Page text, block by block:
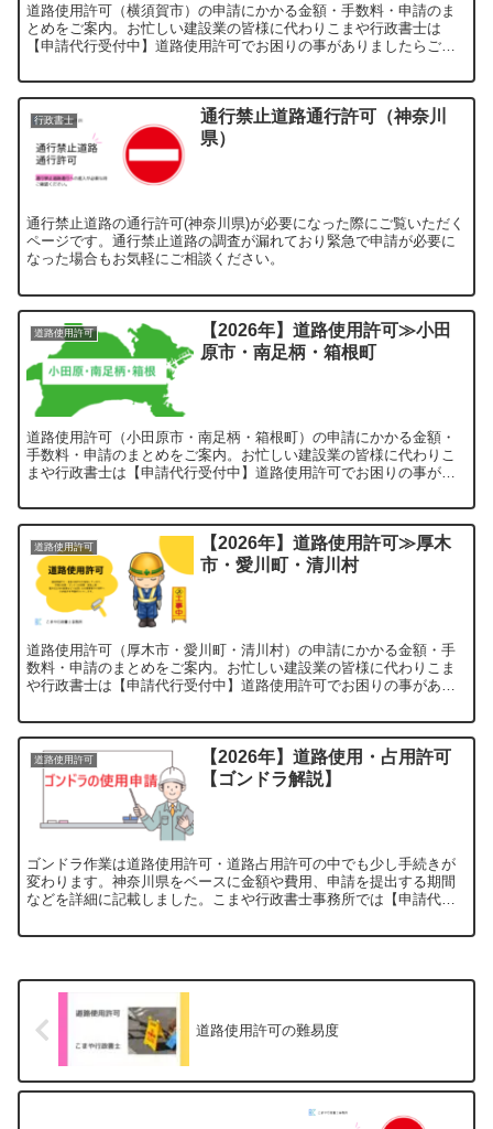
道路使用許可（横須賀市）の申請にかかる金額・手数料・申請のま
とめをご案内。お忙しい建設業の皆様に代わりこまや行政書士は
【申請代行受付中】道路使用許可でお困りの事がありましたらご覧
行政書士
通行禁止道路通行許可（神奈川
県）
通行禁止道路の通行許可(神奈川県)が必要になった際にご覧いただく
ページです。通行禁止道路の調査が漏れており緊急で申請が必要に
なった場合もお気軽にご相談ください。
道路使用許可
【2026年】道路使用許可≫小田
原市・南足柄・箱根町
道路使用許可（小田原市・南足柄・箱根町）の申請にかかる金額・
手数料・申請のまとめをご案内。お忙しい建設業の皆様に代わりこ
まや行政書士は【申請代行受付中】道路使用許可でお困りの事があ
道路使用許可
【2026年】道路使用許可≫厚木
市・愛川町・清川村
道路使用許可（厚木市・愛川町・清川村）の申請にかかる金額・手
数料・申請のまとめをご案内。お忙しい建設業の皆様に代わりこま
や行政書士は【申請代行受付中】道路使用許可でお困りの事があり
道路使用許可
【2026年】道路使用・占用許可
【ゴンドラ解説】
ゴンドラ作業は道路使用許可・道路占用許可の中でも少し手続きが
変わります。神奈川県をベースに金額や費用、申請を提出する期間
などを詳細に記載しました。こまや行政書士事務所では【申請代行
道路使用許可の難易度